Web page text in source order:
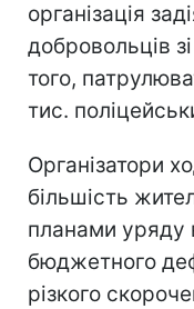
організація
добровольців
того,
тис.
Організатори
більшість
планами уряду
бюджетного
різкого